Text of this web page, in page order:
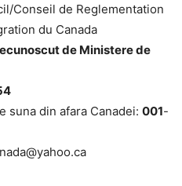
Conseil de Reglementation
du Canada
de Ministere de
din afara Canadei: 001-